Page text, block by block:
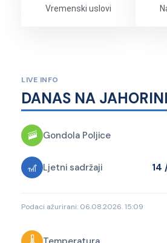
Vremenski uslovi
LIVE INFO
DANAS NA JAHORINI
🚠 Gondola Poljice
🎢 Ljetni sadržaji 14
Podaci ažurirani: 06.08.2026. 15:09